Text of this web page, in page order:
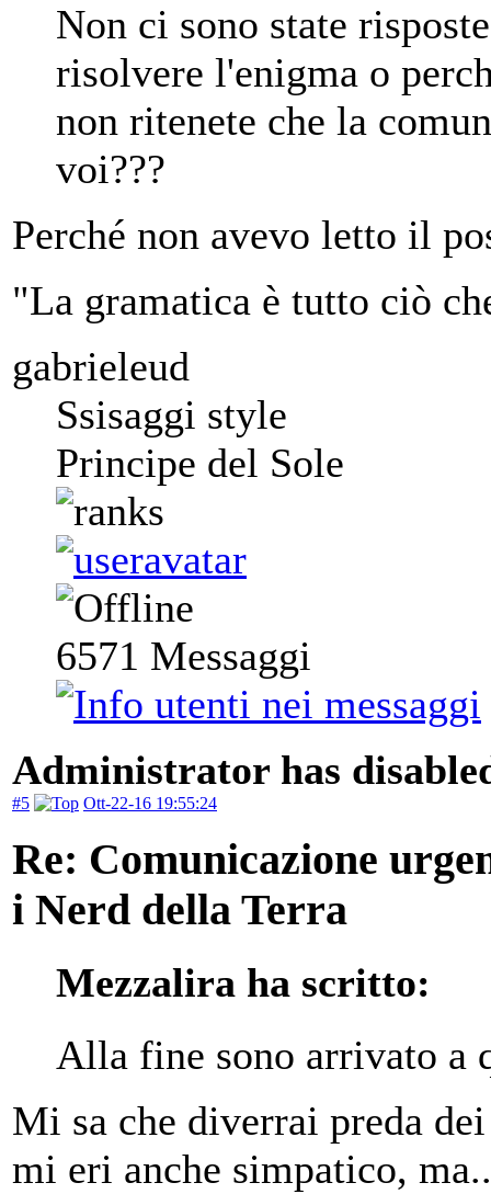
Non ci sono state
risolvere l'enigma o
non ritenete che la
voi???
Perché non avevo letto il
"La gramatica è tutto ciò
gabrieleud
Ssisaggi style
Principe del Sole
6571 Messaggi
Administrator has
#5 Ott-22-16 19:55:24
Re: Comunicazione
i Nerd della Terra
Mezzalira ha scritto:
Alla fine sono arrivato a
Mi sa che diverrai preda
mi eri anche simpatico,